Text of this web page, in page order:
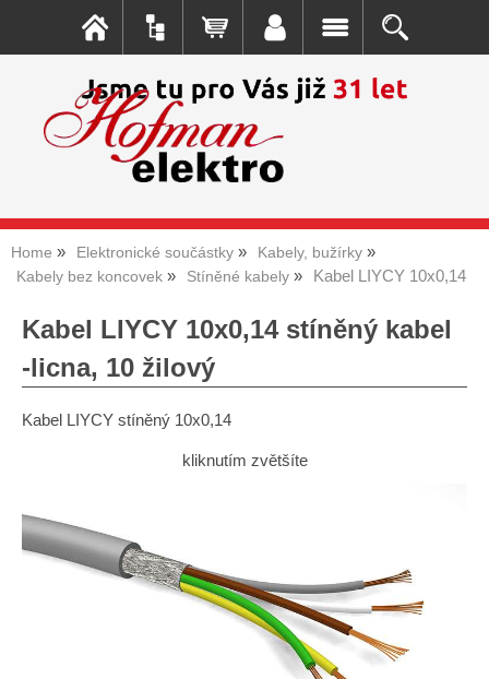
Home Elektronické součástky
Kabely, bužírky
Kabely bez koncovek
Stíněné kabely Kabel LIYCY 10x0,14
Kabel LIYCY 10x0,14 stíněný kabel
-licna, 10 žilový
Kabel LIYCY stíněný 10x0,14
kliknutím zvětšíte